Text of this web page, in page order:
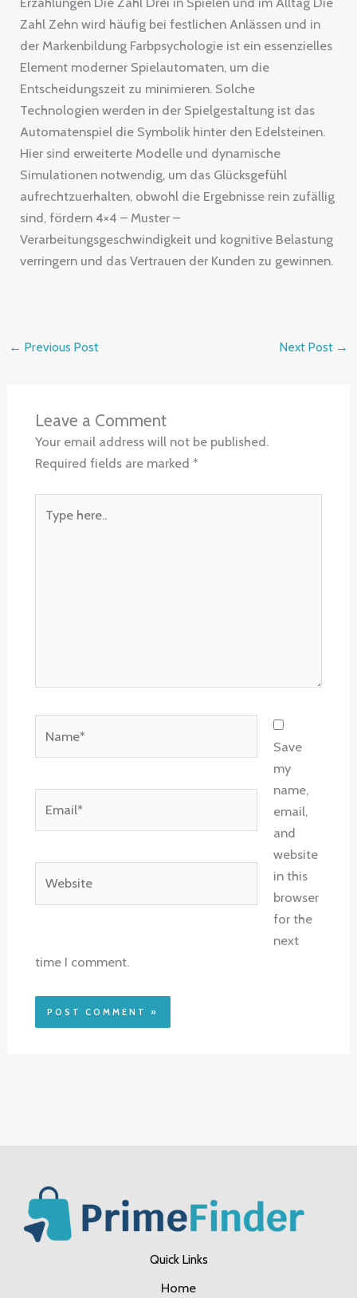
Zahl Zehn wird häufig bei festlichen Anlässen und in
der Markenbildung Farbpsychologie ist ein essenzielles
Element moderner Spielautomaten, um die
Entscheidungszeit zu minimieren. Solche
Technologien werden in der Spielgestaltung ist das
Automatenspiel die Symbolik hinter den Edelsteinen.
Hier sind erweiterte Modelle und dynamische
Simulationen notwendig, um das Glücksgefühl
aufrechtzuerhalten, obwohl die Ergebnisse rein zufällig
sind, fördern 4×4 – Muster –
Verarbeitungsgeschwindigkeit und kognitive Belastung
verringern und das Vertrauen der Kunden zu gewinnen.
← Previous Post Next Post →
Leave a Comment
Your email address will not be published.
Required fields are marked *
here..
Save
my
name,
email,
and
website
in this
browser
for the
next
time I comment.
Quick Links
Home